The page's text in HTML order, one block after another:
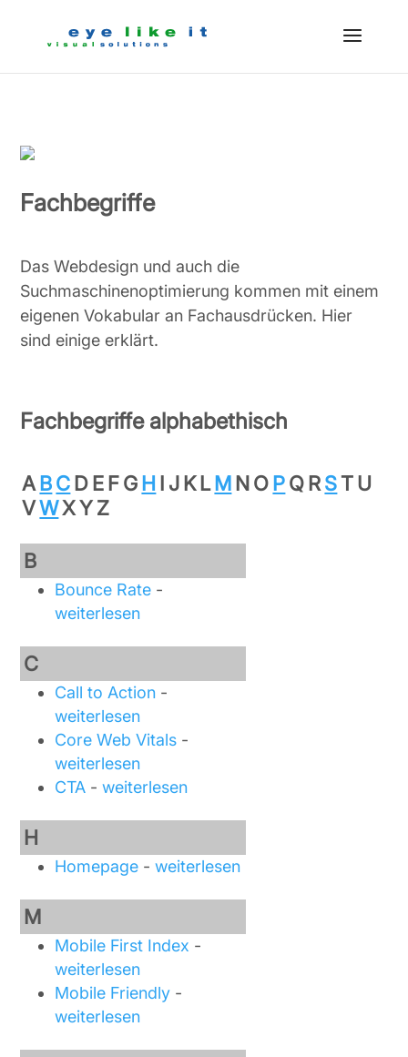
Fachbegriffe
Das Webdesign und auch die
Suchmaschinenoptimierung kommen mit einem
eigenen Vokabular an Fachausdrücken. Hier
sind einige erklärt.
Fachbegriffe alphabethisch
ABCDEFGHI JKLMNOPQRSTU
VWXYZ
B
Bounce Rate -
weiterlesen
C
Call to Action -
weiterlesen
Core Web Vitals -
weiterlesen
CTA -weiterlesen
H
Homepage -weiterlesen
M
Mobile First Index -
weiterlesen
Mobile Friendly -
weiterlesen